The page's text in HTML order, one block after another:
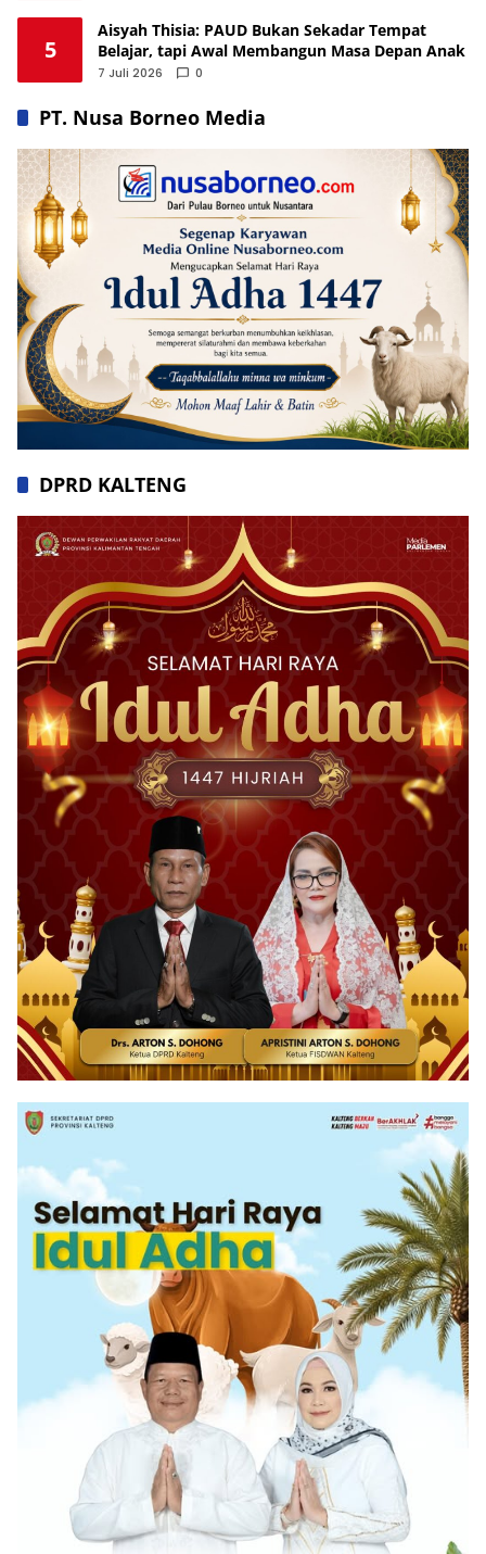
5
Aisyah Thisia: PAUD Bukan Sekadar Tempat
Belajar, tapi Awal Membangun Masa Depan Anak
7 Juli 2026 0
PT. Nusa Borneo Media
DPRD KALTENG